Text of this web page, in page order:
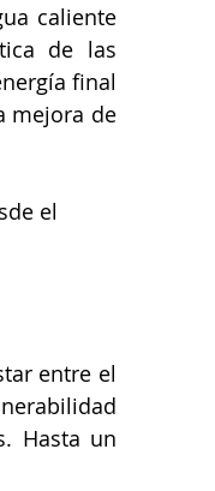
caliente
de las
final
mejora de
el
entre el
Hasta un